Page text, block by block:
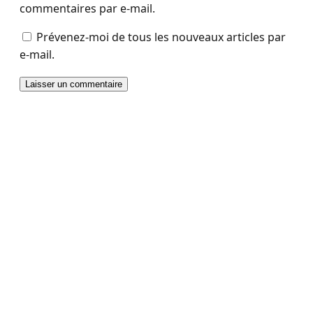
commentaires par e-mail.
Prévenez-moi de tous les nouveaux articles par
e-mail.